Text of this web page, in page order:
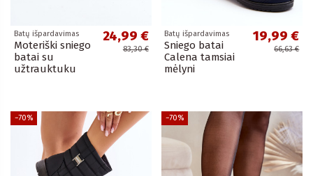
Batų išpardavimas
Moteriški sniego
batai su
užtrauktuku
24,99 €
83,30 €
Batų išpardavimas
Sniego batai
Calena tamsiai
mėlyni
19,99 €
66,63 €
−70% −70%